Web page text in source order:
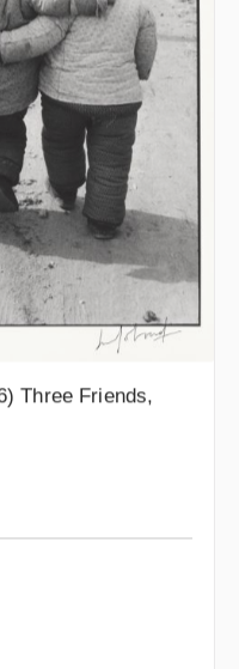
Three Friends,